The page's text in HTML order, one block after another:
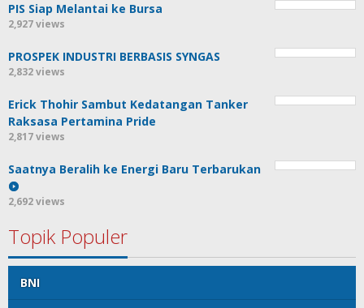
PIS Siap Melantai ke Bursa
2,927 views
PROSPEK INDUSTRI BERBASIS SYNGAS
2,832 views
Erick Thohir Sambut Kedatangan Tanker
Raksasa Pertamina Pride
2,817 views
Saatnya Beralih ke Energi Baru Terbarukan
2,692 views
Topik Populer
BNI